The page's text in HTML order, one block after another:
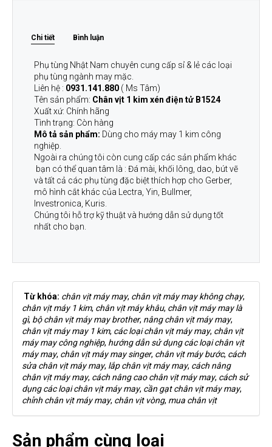
Chi tiết Bình luận
Phụ tùng Nhật Nam chuyên cung cấp sỉ & lẻ các loại
phụ tùng ngành may mặc.
Liên hệ : 0931.141.880 ( Ms Tâm)
Tên sản phẩm: Chân vịt 1 kim xén điện tử B1524
Xuất xứ: Chính hãng
Tình trạng: Còn hàng
Mô tả sản phẩm: Dùng cho máy may 1 kim công
nghiệp.
Ngoài ra chúng tôi còn cung cấp các sản phẩm khác
bạn có thể quan tâm là : Đá mài, khối lông, dao, bút vẽ
và tất cả các phụ tùng đặc biệt thích hợp cho Gerber,
mô hình cắt khác của Lectra, Yin, Bullmer,
Investronica, Kuris.
Chúng tôi hỗ trợ kỹ thuật và hướng dẫn sử dụng tốt
nhất cho bạn.
Từ khóa: chân vịt máy may, chân vịt máy may không chạy,
chân vịt máy 1 kim, chân vịt máy khâu, chân vịt máy may là
gì, bộ chân vịt máy may brother, nâng chân vịt máy may,
chân vịt máy may 1 kim, các loại chân vịt máy may, chân vịt
máy may công nghiệp, hướng dẫn sử dụng các loại chân vịt
máy may, chân vịt máy may singer, chân vịt máy bước, cách
sửa chân vịt máy may, lắp chân vịt máy may, cách nâng
chân vịt máy may, cách nâng cao chân vịt máy may, cách sử
dụng các loại chân vịt máy may, cần gạt chân vịt máy may,
chỉnh chân vịt máy may, chân vịt vòng, mua chân vịt
Sản phẩm cùng loại